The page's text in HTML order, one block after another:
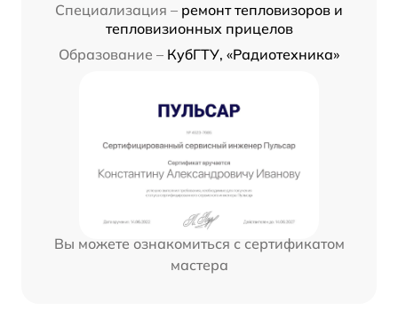
Специализация – ремонт тепловизоров и
тепловизионных прицелов
Образование – КубГТУ, «Радиотехника»
Вы можете ознакомиться с сертификатом
мастера